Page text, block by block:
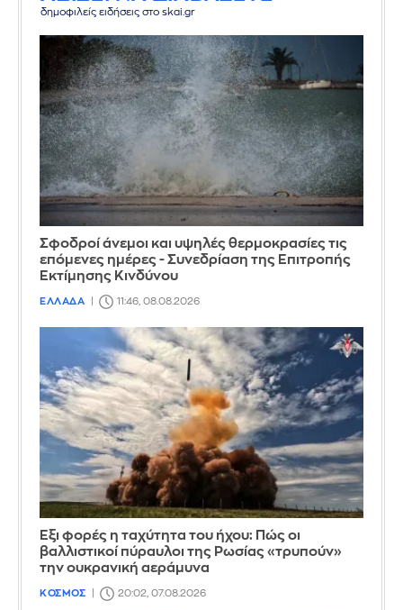
δημοφιλείς ειδήσεις στο skai.gr
Σφοδροί άνεμοι και υψηλές θερμοκρασίες τις
επόμενες ημέρες - Συνεδρίαση της Επιτροπής
Εκτίμησης Κινδύνου
ΕΛΛΑΔΑ 11:46, 08.08.2026
Έξι φορές η ταχύτητα του ήχου: Πώς οι
βαλλιστικοί πύραυλοι της Ρωσίας «τρυπούν»
την ουκρανική αεράμυνα
ΚΟΣΜΟΣ 20:02, 07.08.2026